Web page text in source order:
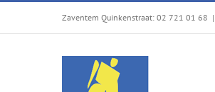
Zaventem Quinkenstraat: 02 721 01 68 |